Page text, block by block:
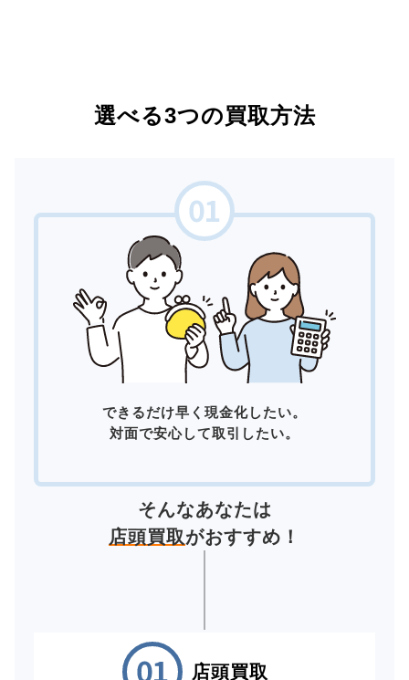
選べる3つの買取方法
できるだけ早く現金化したい。
対面で安心して取引したい。
そんなあなたは
店頭買取がおすすめ！
店頭買取